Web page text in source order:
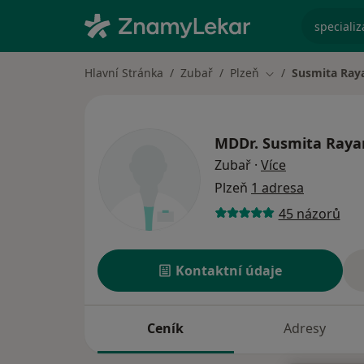
Hlavní Stránka Zubař Plzeň Změna města
Susmita
MDDr. Susmita
Zubař · Více
Plzeň 1 adresa
45 názorů
Kontaktní údaje
Ceník Adresy